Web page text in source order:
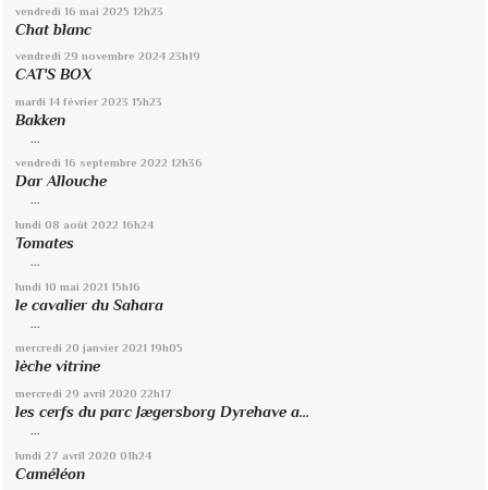
vendredi 16 mai 2025 12h23
Chat blanc
vendredi 29 novembre 2024 23h19
CAT'S BOX
mardi 14 février 2023 15h23
Bakken
vendredi 16 septembre 2022 12h36
Dar Allouche
...
lundi 08 août 2022 16h24
Tomates
...
lundi 10 mai 2021 15h16
le cavalier du Sahara
mercredi 20 janvier 2021 19h05
lèche vitrine
mercredi 29 avril 2020 22h17
les cerfs du parc Jægersborg Dyrehave a...
lundi 27 avril 2020 01h24
Caméléon